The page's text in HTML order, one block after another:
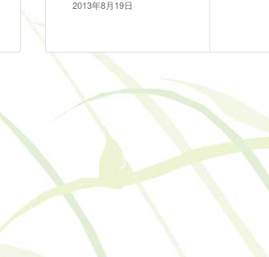
2013年8月19日